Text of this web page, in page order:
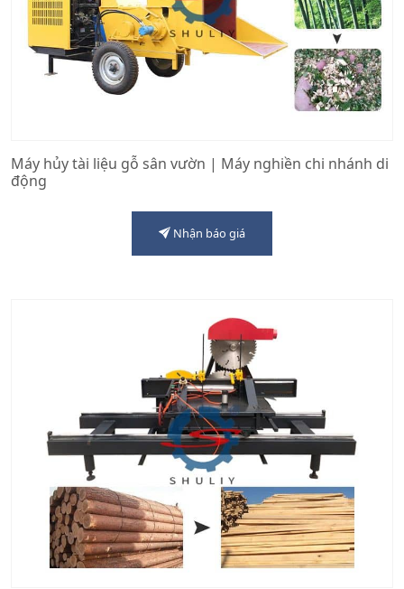
Máy hủy tài liệu gỗ sân vườn | Máy nghiền chi nhánh di
động
Nhận báo giá